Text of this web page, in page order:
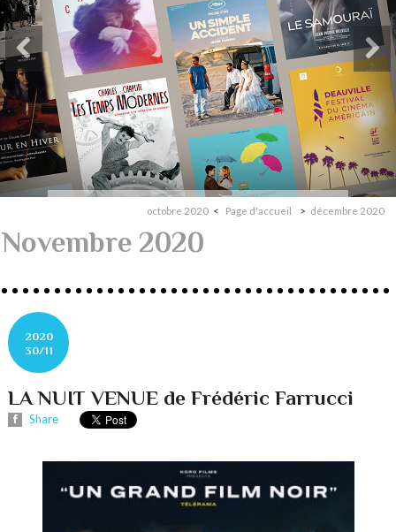
octobre 2020 Page d'accueil décembre 2020
Novembre 2020
2020
30/11
LA NUIT VENUE de Frédéric Farrucci
Share